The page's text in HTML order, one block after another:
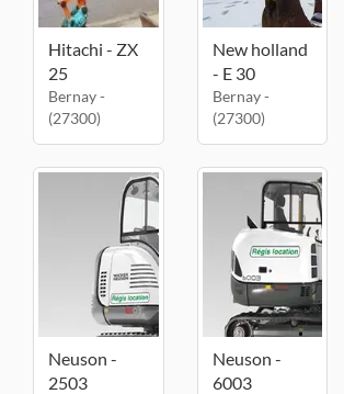
Hitachi - ZX
25
Bernay -
(27300)
New holland
- E 30
Bernay -
(27300)
Neuson -
2503
Neuson -
6003